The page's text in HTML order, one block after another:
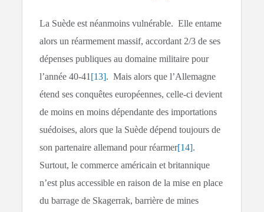
La Suède est néanmoins vulnérable. Elle entame
alors un réarmement massif, accordant 2/3 de ses
dépenses publiques au domaine militaire pour
l’année 40-41 [13]. Mais alors que l’Allemagne
étend ses conquêtes européennes, celle-ci devient
de moins en moins dépendante des importations
suédoises, alors que la Suède dépend toujours de
son partenaire allemand pour réarmer[14].
Surtout, le commerce américain et britannique
n’est plus accessible en raison de la mise en place
du barrage de Skagerrak, barrière de mines